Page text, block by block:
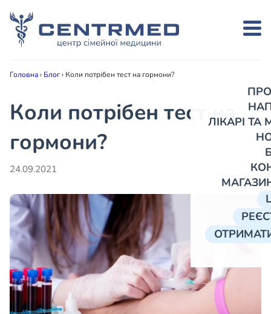
ЛІКАРІ
Головна› Блог› Коли потрібен тест на гормони?
Коли потрібен тест на
гормони?
24.09.2021